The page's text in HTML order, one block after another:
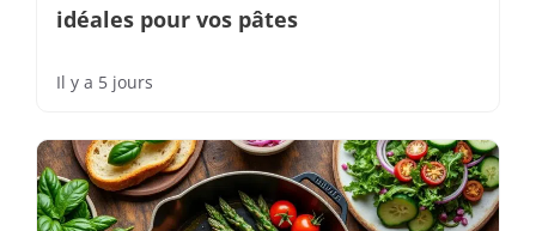
idéales pour vos pâtes
Il y a 5 jours